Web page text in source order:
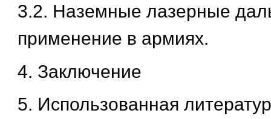
3.2. Наземные лазерные
применение в армиях.
4. Заключение
5. Использованная